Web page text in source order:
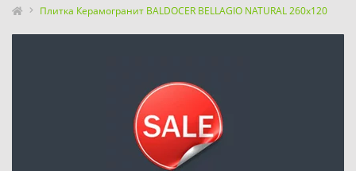
Плитка Керамогранит BALDOCER BELLAGIO NATURAL 260x120